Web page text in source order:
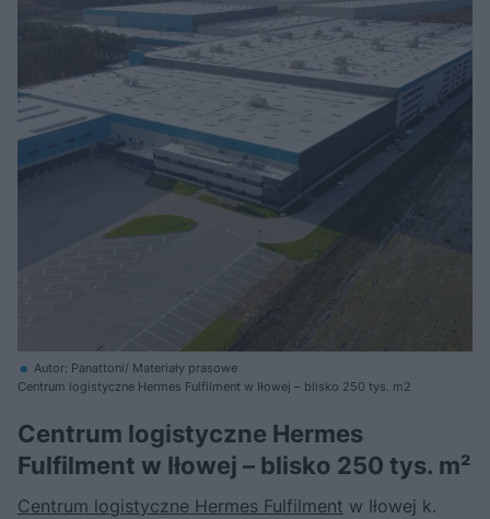
Autor: Panattoni/ Materiały prasowe
Centrum logistyczne Hermes Fulfilment w Iłowej – blisko 250 tys. m2
Centrum logistyczne Hermes
Fulfilment w Iłowej – blisko 250 tys. m²
Centrum logistyczne Hermes Fulfilment w Iłowej k.